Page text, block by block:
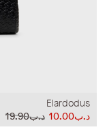
Elardodus
د.ب19.90
د.ب10.00